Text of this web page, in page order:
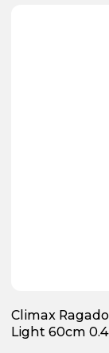
Climax
Light 60cm